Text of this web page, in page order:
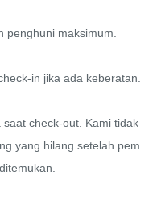
penghuni maksimum.
in jika ada keberatan.
check-out. Kami tidak
yang hilang setelah pem